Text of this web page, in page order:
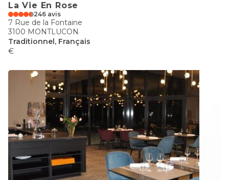
La Vie En Rose
246 avis
7 Rue de la Fontaine
3100 MONTLUCON
Traditionnel, Français
€